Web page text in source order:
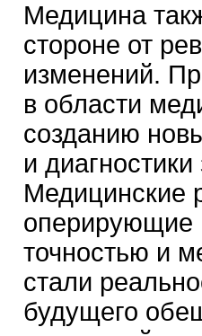
Медицина
стороне от
изменений.
в области
созданию
и
Медицинские
оперирующие
точностью и
стали
будущего